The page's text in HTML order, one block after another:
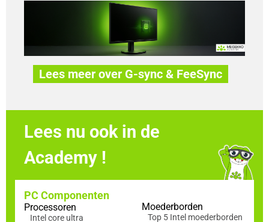
Lees meer over G-sync & FeeSync
Lees nu ook in de
Academy !
PC Componenten
Processoren
Intel core ultra
Moederborden
Top 5 Intel moederborden